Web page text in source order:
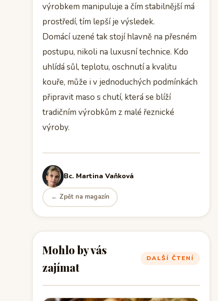
výrobkem manipuluje a čím stabilnější má
prostředí, tím lepší je výsledek.
Domácí uzené tak stojí hlavně na přesném
postupu, nikoli na luxusní technice. Kdo
uhlídá sůl, teplotu, oschnutí a kvalitu
kouře, může i v jednoduchých podmínkách
připravit maso s chutí, která se blíží
tradičním výrobkům z malé řeznické
výroby.
Bc. Martina Vaňková
← Zpět na magazín
Mohlo by vás
zajímat
DALŠÍ ČTENÍ